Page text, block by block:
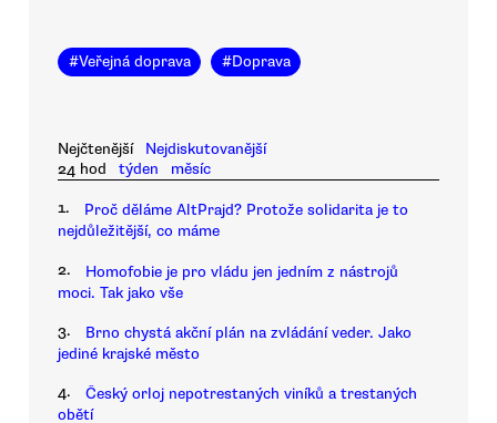
#Veřejná doprava #Doprava
Nejčtenější
Nejdiskutovanější
24 hod
týden měsíc
1.
Proč děláme AltPrajd? Protože solidarita je to
nejdůležitější, co máme
2.
Homofobie je pro vládu jen jedním z nástrojů
moci. Tak jako vše
3.
Brno chystá akční plán na zvládání veder. Jako
jediné krajské město
4.
Český orloj nepotrestaných viníků a trestaných
obětí